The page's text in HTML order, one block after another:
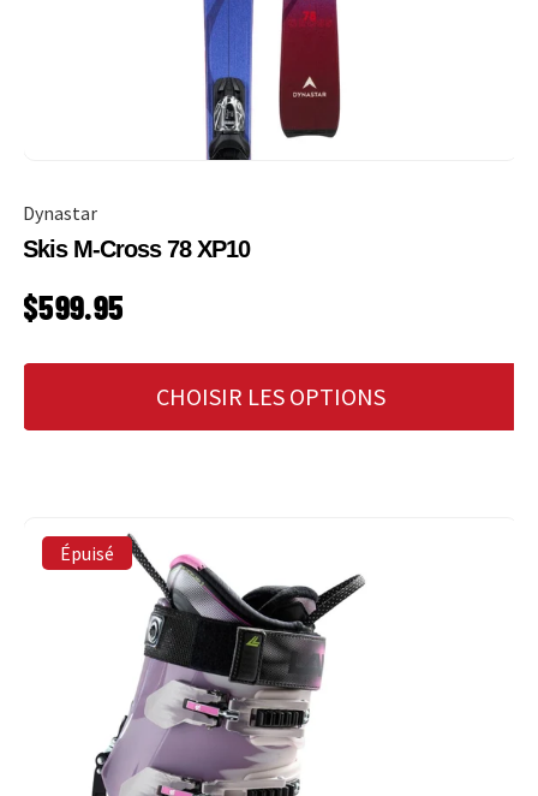
Dynastar
Skis M-Cross 78 XP10
PRIX HABITUEL
$599.95
CHOISIR LES OPTIONS
Épuisé